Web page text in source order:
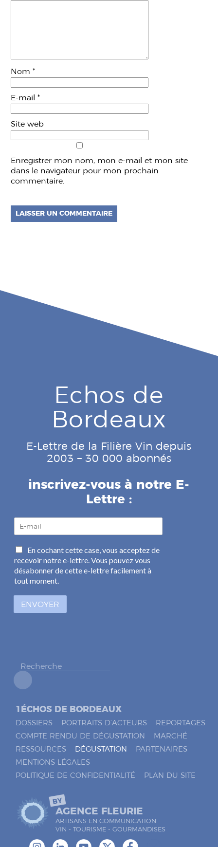
Nom*
E-mail*
Site web
Enregistrer mon nom, mon e-mail et mon site
dans le navigateur pour mon prochain
commentaire.
Echos de
Bordeaux
E-Lettre de la Filière Vin depuis
2003 – 30 000 abonnés
inscrivez-vous à notre E-
Lettre :
a
i
l
*
C
a
s
e
à
En cochant cette case, vous acceptez de
recevoir notre e-lettre. Vous pouvez vous
désabonner de cette e-lettre facilement à
tout moment.
ENVOYER
1ÉCHOS DE BORDEAUX
DOSSIERS PORTRAITS D’ACTEURS
REPORTAGES
COMPTE RENDU DE DÉGUSTATION
MARCHÉ
RESSOURCES
DÉGUSTATION
PARTENAIRES
MENTIONS LÉGALES
POLITIQUE DE CONFIDENTIALITÉ
PLAN DU SITE
BY
AGENCE FLEURIE
ARTISANS EN COMMUNICATION
VIN - TOURISME - GOURMANDISES